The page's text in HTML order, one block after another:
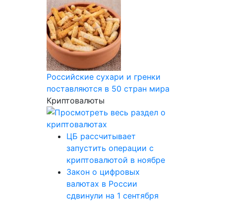
Российские сухари и гренки
поставляются в 50 стран мира
Криптовалюты
ЦБ рассчитывает
запустить операции с
криптовалютой в ноябре
Закон о цифровых
валютах в России
сдвинули на 1 сентября